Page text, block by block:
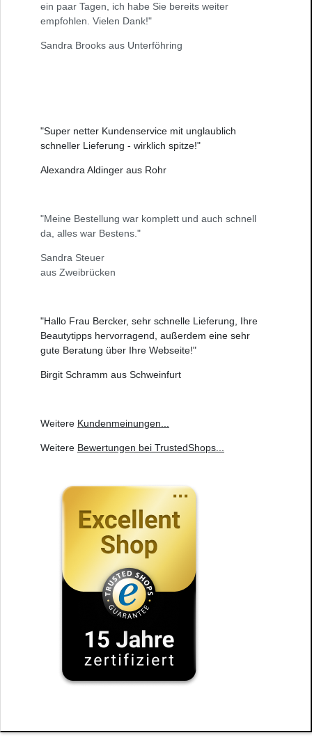
ein paar Tagen, ich habe Sie bereits weiter
empfohlen. Vielen Dank!"
Sandra Brooks aus Unterföhring
"Super netter Kundenservice mit unglaublich
schneller Lieferung - wirklich spitze!"
Alexandra Aldinger aus Rohr
"Meine Bestellung war komplett und auch schnell
da, alles war Bestens."
Sandra Steuer
aus Zweibrücken
"Hallo Frau Bercker, sehr schnelle Lieferung, Ihre
Beautytipps hervorragend, außerdem eine sehr
gute Beratung über Ihre Webseite!"
Birgit Schramm aus Schweinfurt
Weitere Kundenmeinungen
Weitere Bewertungen bei TrustedShops